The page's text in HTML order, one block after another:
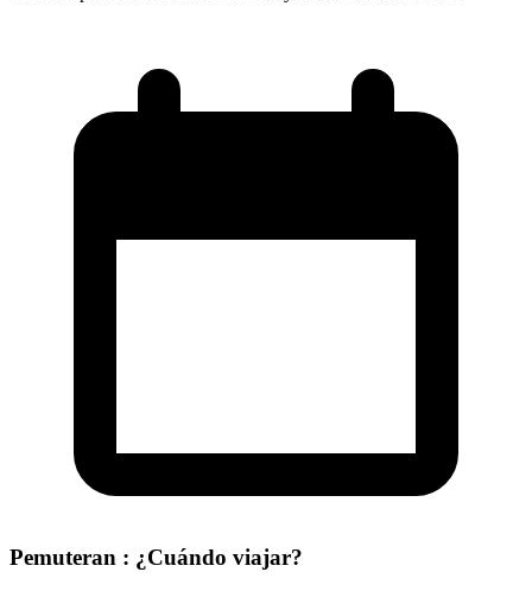
Pemuteran : ¿Cuándo viajar?